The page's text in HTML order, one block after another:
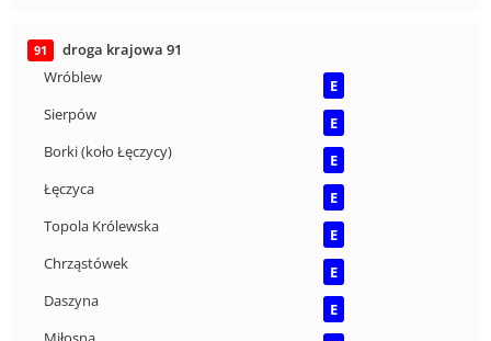
91
droga krajowa 91
Wróblew
E
Sierpów
E
Borki (koło Łęczycy)
E
Łęczyca
E
Topola Królewska
E
Chrząstówek
E
Daszyna
E